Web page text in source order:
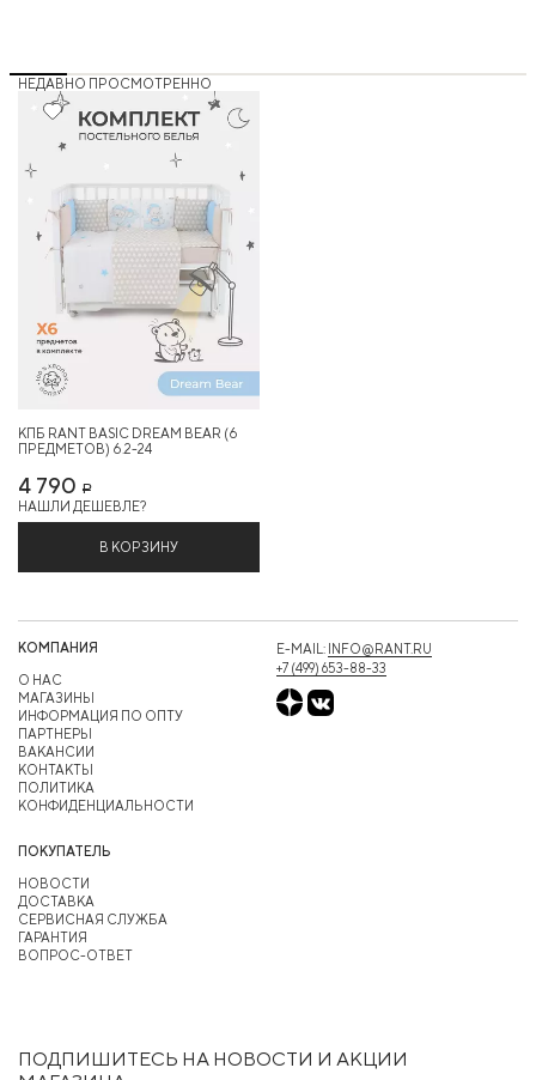
НЕДАВНО ПРОСМОТРЕННО
Хит
КПБ RANT BASIC DREAM BEAR (6
ПРЕДМЕТОВ) 6.2-24
4 790 Р
НАШЛИ ДЕШЕВЛЕ?
В КОРЗИНУ
ПОДПИШИТЕСЬ НА НОВОСТИ И АКЦИИ
КОМПАНИЯ
О НАС
МАГАЗИНЫ
ИНФОРМАЦИЯ ПО ОПТУ
ПАРТНЕРЫ
ВАКАНСИИ
КОНТАКТЫ
ПОЛИТИКА
КОНФИДЕНЦИАЛЬНОСТИ
ПОКУПАТЕЛЬ
НОВОСТИ
ДОСТАВКА
СЕРВИСНАЯ СЛУЖБА
ГАРАНТИЯ
ВОПРОС-ОТВЕТ
E-MAIL: INFO@RANT.RU
+7 (499) 653-88-33